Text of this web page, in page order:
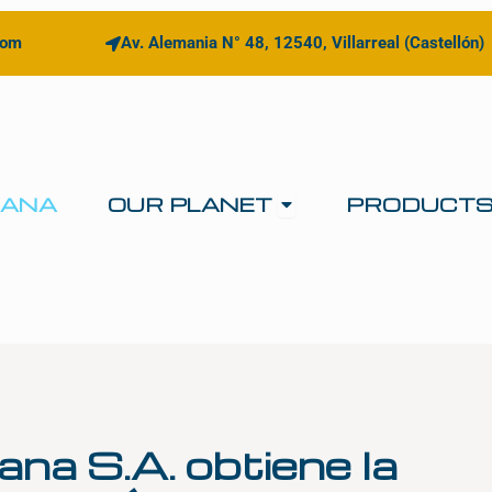
Av. Alemania N° 48, 12540, Villarreal (Castellón)
OUR PLANET Open OUR
S.A. obtiene la